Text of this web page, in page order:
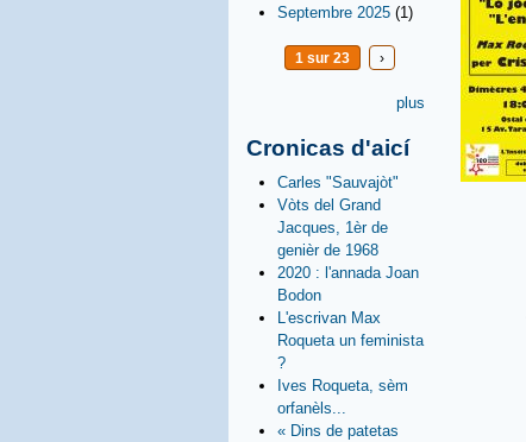
Septembre 2025 (1)
1 sur 23 ›
plus
Cronicas d'aicí
Carles "Sauvajòt"
Vòts del Grand
Jacques, 1èr de
genièr de 1968
2020 : l'annada Joan
Bodon
L'escrivan Max
Roqueta un feminista
?
Ives Roqueta, sèm
orfanèls...
« Dins de patetas